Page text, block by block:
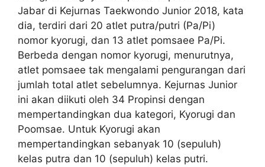
Jabar di Kejurnas Taekwondo Junior 2018, kata
dia, terdiri dari 20 atlet putra/putri (Pa/Pi)
nomor kyorugi, dan 13 atlet pomsaee Pa/Pi.
Berbeda dengan nomor kyorugi, menurutnya,
atlet pomsaee tak mengalami pengurangan dari
jumlah total atlet sebelumnya. Kejurnas Junior
ini akan diikuti oleh 34 Propinsi dengan
mempertandingkan dua kategori, Kyorugi dan
Poomsae. Untuk Kyorugi akan
mempertandingkan sebanyak 10 (sepuluh)
kelas putra dan 10 (sepuluh) kelas putri.